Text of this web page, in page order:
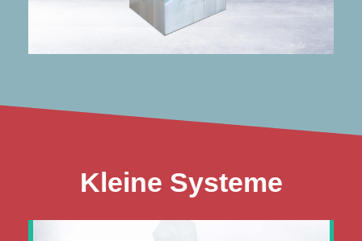
VideoAcoustikBOOX
Kleine Systeme